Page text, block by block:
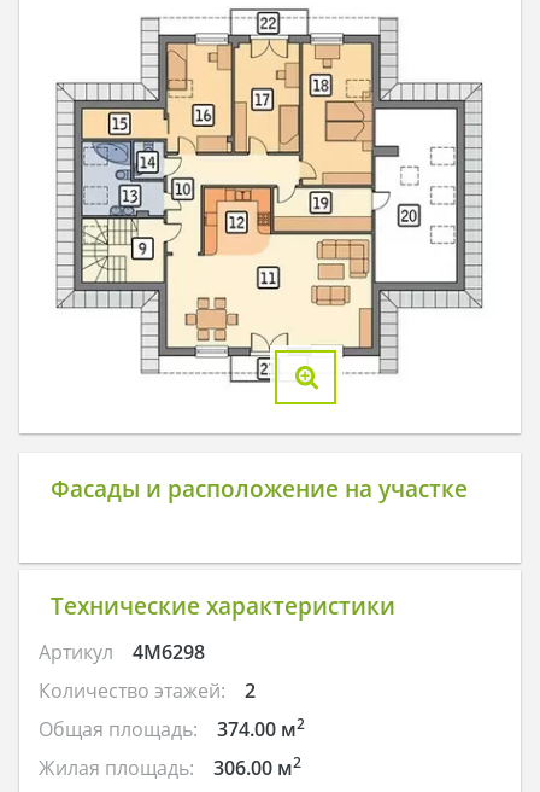
Фасады и расположение на участке
Технические характеристики
Артикул
4M6298
Количество этажей:
2
Общая площадь:
374.00 м2
Жилая площадь: 306.00 м2